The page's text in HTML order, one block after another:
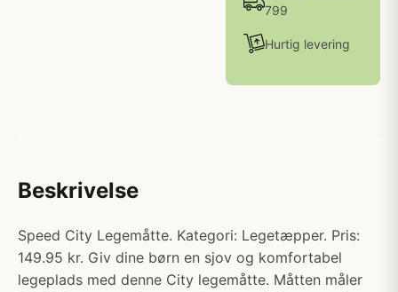
799
Hurtig levering
Beskrivelse
Speed City Legemåtte. Kategori: Legetæpper. Pris:
149.95 kr. Giv dine børn en sjov og komfortabel
legeplads med denne City legemåtte. Måtten måler